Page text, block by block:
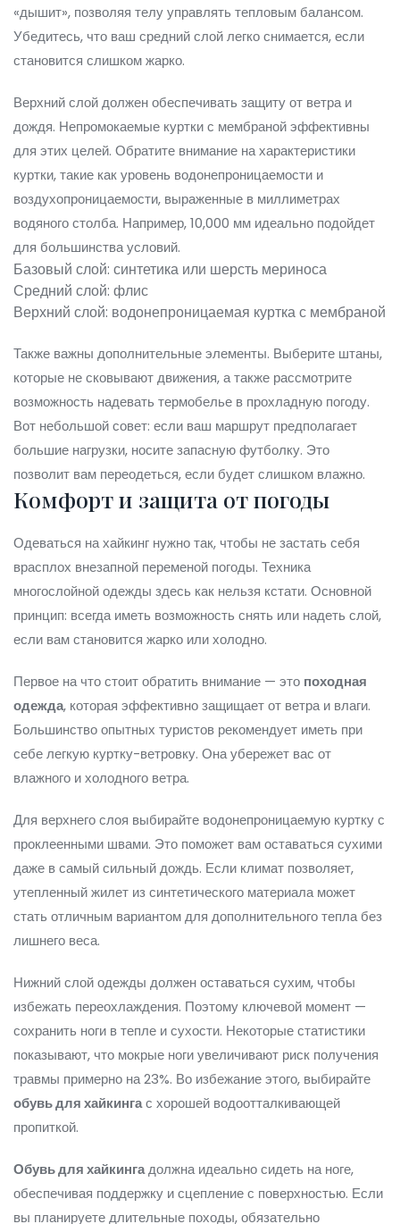
«дышит», позволяя телу управлять тепловым балансом.
Убедитесь, что ваш средний слой легко снимается, если
становится слишком жарко.
Верхний слой должен обеспечивать защиту от ветра и
дождя. Непромокаемые куртки с мембраной эффективны
для этих целей. Обратите внимание на характеристики
куртки, такие как уровень водонепроницаемости и
воздухопроницаемости, выраженные в миллиметрах
водяного столба. Например, 10,000 мм идеально подойдет
для большинства условий.
Базовый слой: синтетика или шерсть мериноса
Средний слой: флис
Верхний слой: водонепроницаемая куртка с мембраной
Также важны дополнительные элементы. Выберите штаны,
которые не сковывают движения, а также рассмотрите
возможность надевать термобелье в прохладную погоду.
Вот небольшой совет: если ваш маршрут предполагает
большие нагрузки, носите запасную футболку. Это
позволит вам переодеться, если будет слишком влажно.
Комфорт и защита от погоды
Одеваться на хайкинг нужно так, чтобы не застать себя
врасплох внезапной переменой погоды. Техника
многослойной одежды здесь как нельзя кстати. Основной
принцип: всегда иметь возможность снять или надеть слой,
если вам становится жарко или холодно.
Первое на что стоит обратить внимание — это походная
одежда, которая эффективно защищает от ветра и влаги.
Большинство опытных туристов рекомендует иметь при
себе легкую куртку-ветровку. Она убережет вас от
влажного и холодного ветра.
Для верхнего слоя выбирайте водонепроницаемую куртку с
проклеенными швами. Это поможет вам оставаться сухими
даже в самый сильный дождь. Если климат позволяет,
утепленный жилет из синтетического материала может
стать отличным вариантом для дополнительного тепла без
лишнего веса.
Нижний слой одежды должен оставаться сухим, чтобы
избежать переохлаждения. Поэтому ключевой момент —
сохранить ноги в тепле и сухости. Некоторые статистики
показывают, что мокрые ноги увеличивают риск получения
травмы примерно на 23%. Во избежание этого, выбирайте
обувь для хайкингас хорошей водоотталкивающей
пропиткой.
Обувь для хайкингадолжна идеально сидеть на ноге,
обеспечивая поддержку и сцепление с поверхностью. Если
вы планируете длительные походы, обязательно